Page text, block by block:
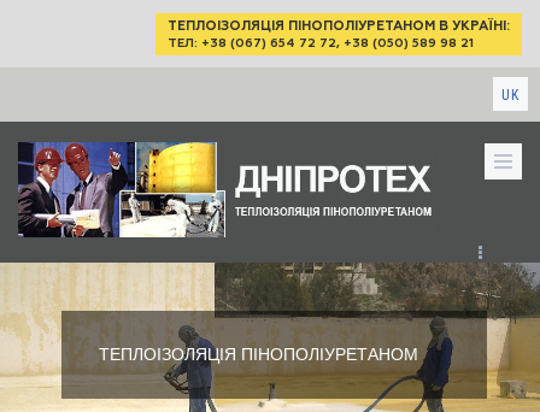
Перейти до основного вмістуТЕПЛОІЗОЛЯЦІЯ ПІНОПОЛІУРЕТАНОМ В УКРАЇНІ:
ТЕЛ: +38 (067) 654 72 72, +38 (050) 589 98 21
UK
ТЕПЛОІЗОЛЯЦІЯ ПІНОПОЛІУРЕТАНОМ